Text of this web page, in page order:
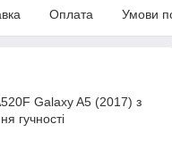
Оплата Умови
Galaxy A5 (2017) з
гучності